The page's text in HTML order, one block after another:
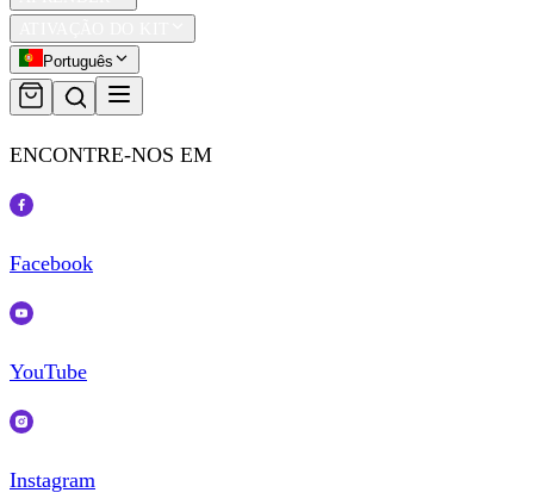
Português
ENCONTRE-NOS EM
Facebook
YouTube
Instagram